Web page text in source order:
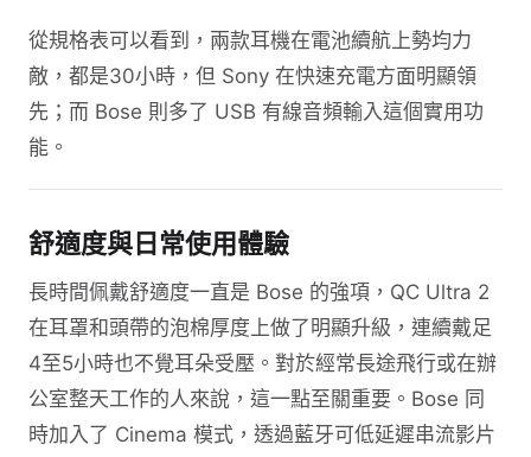
從規格表可以看到，兩款耳機在電池續航上勢均力
敵，都是30小時，但 Sony 在快速充電方面明顯領
先；而 Bose 則多了 USB 有線音頻輸入這個實用功
能。
舒適度與日常使用體驗
長時間佩戴舒適度一直是 Bose 的強項，QC Ultra 2
在耳罩和頭帶的泡棉厚度上做了明顯升級，連續戴足
4至5小時也不覺耳朵受壓。對於經常長途飛行或在辦
公室整天工作的人來說，這一點至關重要。Bose 同
時加入了 Cinema 模式，透過藍牙可低延遲串流影片